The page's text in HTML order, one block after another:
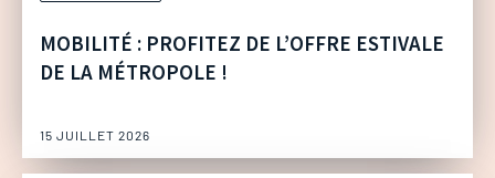
MOBILITÉ : PROFITEZ DE L’OFFRE ESTIVALE
DE LA MÉTROPOLE !
15 JUILLET 2026